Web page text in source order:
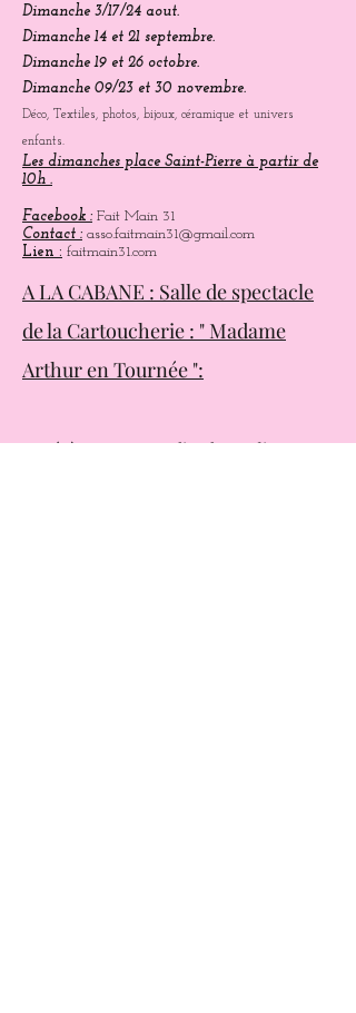
Dimanche 1 et 8 juin.
Dimanche 13 et 27 juillet.
Dimanche 3/17/24 aout.
Dimanche 14 et 21 septembre.
Dimanche 19 et 26 octobre.
Dimanche 09/23 et 30 novembre.
Déco, Textiles, photos, bijoux, céramique et univers
Les dimanches place Saint-Pierre à partir de
10h .
Contact : asso.faitmain31@gmail.com
A LA CABANE : Salle de spectacle
de la Cartoucherie : " Madame